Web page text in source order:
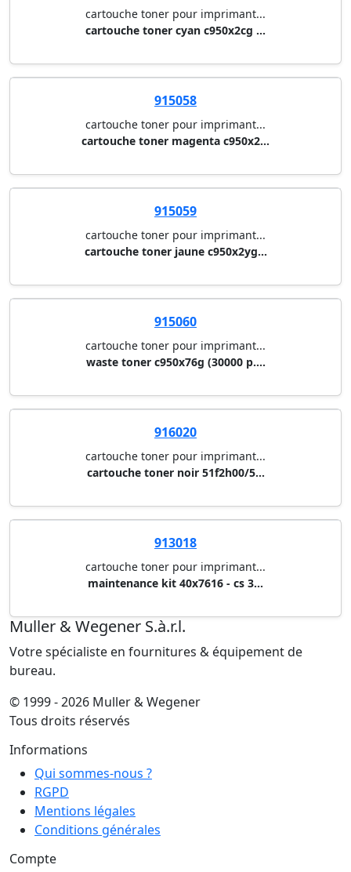
cartouche toner pour imprimant...
cartouche toner cyan c950x2cg ...
915058
cartouche toner pour imprimant...
cartouche toner magenta c950x2...
915059
cartouche toner pour imprimant...
cartouche toner jaune c950x2yg...
915060
cartouche toner pour imprimant...
waste toner c950x76g (30000 p....
916020
cartouche toner pour imprimant...
cartouche toner noir 51f2h00/5...
913018
cartouche toner pour imprimant...
maintenance kit 40x7616 - cs 3...
Muller & Wegener S.à.r.l.
Votre spécialiste en fournitures & équipement de
bureau.
© 1999 - 2026 Muller & Wegener
Tous droits réservés
Informations
Qui sommes-nous ?
RGPD
Mentions légales
Conditions générales
Compte